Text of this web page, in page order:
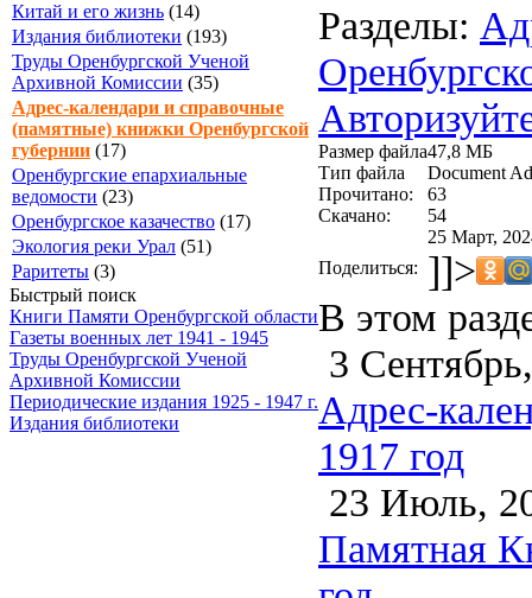
Китай и его жизнь (14)
Издания библиотеки (193)
Труды Оренбургской Ученой
Архивной Комиссии (35)
Адрес-календари и справочные
(памятные) книжки Оренбургской
губернии (17)
Оренбургские епархиальные
ведомости (23)
Оренбургское казачество (17)
Экология реки Урал (51)
Раритеты (3)
Быстрый поиск
Книги Памяти Оренбургской области
Газеты военных лет 1941 - 1945
Труды Оренбургской Ученой
Архивной Комиссии
Периодические издания 1925 - 1947 г.
Издания библиотеки
Разделы:
Размер файла47,8 МБ
Тип файла
Document
Прочитано:
63
Скачано:
54
25 Март,
Поделиться: ]]>
В этом
3
Адрес-
1917 год
23 Июль,
Памятная